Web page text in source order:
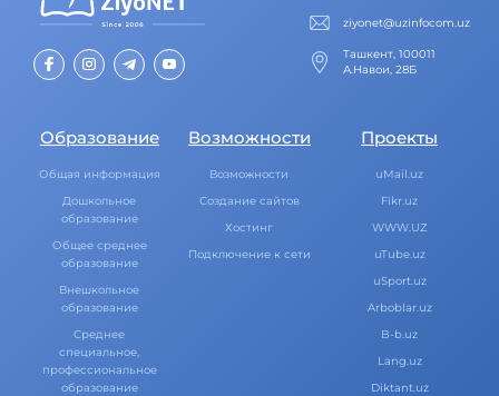
ziyonet@uzinfocom.uz
Ташкент, 100011
А.Навои, 28Б
Образование
Общая информация
Дошкольное
образование
Общее среднее
образование
Внешкольное
образование
Среднее
специальное,
профессиональное
образование
Возможности
Возможности
Создание сайтов
Хостинг
Подключение к сети
Проекты
uMail.uz
Fikr.uz
WWW.UZ
uTube.uz
uSport.uz
Arboblar.uz
B-b.uz
Lang.uz
Diktant.uz